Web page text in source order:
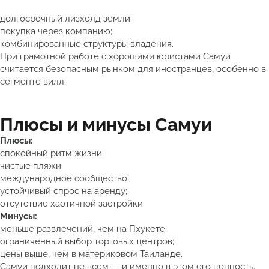
долгосрочный лизхолд земли;
покупка через компанию;
комбинированные структуры владения.
При грамотной работе с хорошими юристами Самуи
считается безопасным рынком для иностранцев, особенно в
сегменте вилл.
Плюсы и минусы Самуи
Плюсы:
спокойный ритм жизни;
чистые пляжи;
международное сообщество;
устойчивый спрос на аренду;
отсутствие хаотичной застройки.
Минусы:
меньше развлечений, чем на Пхукете;
ограниченный выбор торговых центров;
цены выше, чем в материковом Таиланде.